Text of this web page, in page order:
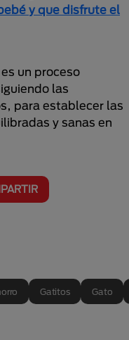
y que disfrute el
un proceso
las
para establecer las
y sanas en
Gatitos Gato